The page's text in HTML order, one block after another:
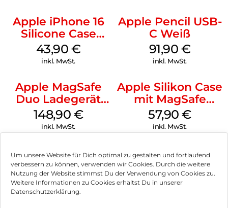
Um unsere Website für Dich optimal zu gestalten und fortlaufend
verbessern zu können, verwenden wir Cookies. Durch die weitere
Nutzung der Website stimmst Du der Verwendung von Cookies zu.
Weitere Informationen zu Cookies erhältst Du in unserer
Datenschutzerklärung.
Apple iPhone 16
Silicone Case
MagSafe Plum
43,90 €
inkl. MwSt.
Apple Pencil USB-
C Weiß
91,90 €
inkl. MwSt.
Apple MagSafe
Duo Ladegerät
Weiß
148,90 €
inkl. MwSt.
Apple Silikon Case
mit MagSafe
iPhone 14 Pro
(PRODUCT)RED
57,90€
inkl. MwSt.
Impressum